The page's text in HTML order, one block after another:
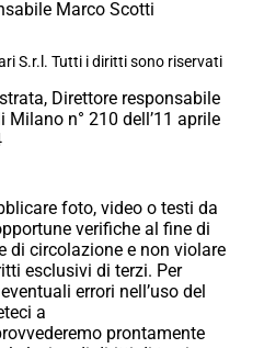
Marco Scotti
S.r.l. Tutti i diritti sono riservati
Direttore responsabile
Milano n° 210 dell’11 aprile
foto, video o testi da
verifiche al fine di
di circolazione e non violare
esclusivi di terzi. Per
errori nell’uso del
a
prontamente